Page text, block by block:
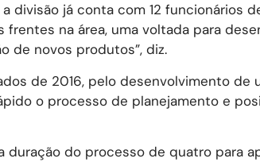
divisão já conta com 12 funcionários
frentes na área, uma voltada para
de novos produtos”, diz.
de 2016, pelo desenvolvimento de
o processo de planejamento e
do processo de quatro para